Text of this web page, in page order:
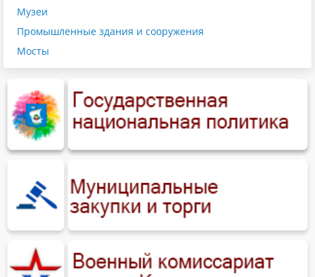
Музеи
Промышленные здания и сооружения
Мосты